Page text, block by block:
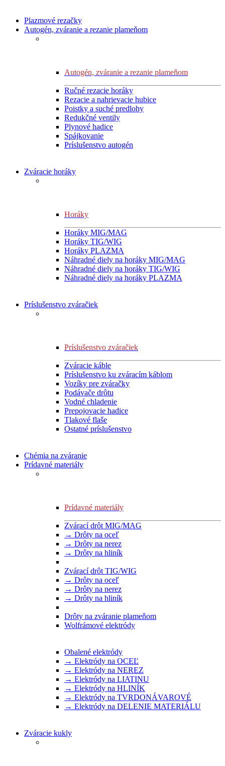
Plazmové rezačky
Autogén, zváranie a rezanie plameňom
Autogén, zváranie a rezanie plameňom
Ručné rezacie horáky
Rezacie a nahrievacie hubice
Poistky a suché predlohy
Redukčné ventily
Plynové hadice
Spájkovanie
Príslušenstvo autogén
Zváracie horáky
Horáky
Horáky MIG/MAG
Horáky TIG/WIG
Horáky PLAZMA
Náhradné diely na horáky MIG/MAG
Náhradné diely na horáky TIG/WIG
Náhradné diely na horáky PLAZMA
Príslušenstvo zváračiek
Príslušenstvo zváračiek
Zváracie káble
Príslušenstvo ku zváracím káblom
Vozíky pre zváračky
Podávače drôtu
Vodné chladenie
Prepojovacie hadice
Tlakové flaše
Ostatné príslušenstvo
Chémia na zváranie
Prídavné materiály
Prídavné materiály
Zvárací drôt MIG/MAG
→ Drôty na oceľ
→ Drôty na nerez
→ Drôty na hliník
Zvárací drôt TIG/WIG
→ Drôty na oceľ
→ Drôty na nerez
→ Drôty na hliník
Drôty na zváranie plameňom
Wolfrámové elektródy
Obalené elektródy
→ Elektródy na OCEĽ
→ Elektródy na NEREZ
→ Elektródy na LIATINU
→ Elektródy na HLINÍK
→ Elektródy na TVRDONÁVAROVÉ
→ Elektródy na DELENIE MATERIÁLU
Zváracie kukly